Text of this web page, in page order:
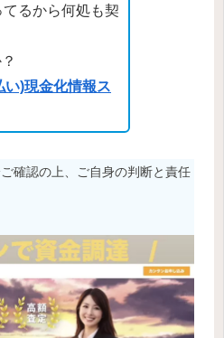
るから何処も契
い)現金化情報ス
確認の上、ご自身の判断と責任